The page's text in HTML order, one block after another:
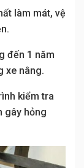
làm mát, vệ
đến 1 năm
xe nâng.
kiểm tra
gây hỏng